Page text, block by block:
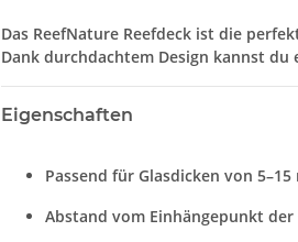
Das ReefNature Reefdeck ist die
Dank durchdachtem Design kannst
Eigenschaften
Passend für Glasdicken von 5–15
Abstand vom Einhängepunkt der